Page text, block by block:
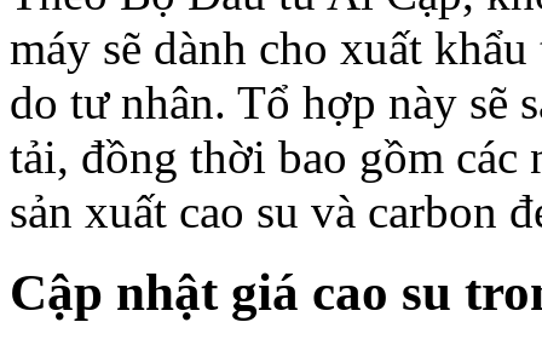
máy sẽ dành cho xuất
do tư nhân. Tổ hợp này sẽ
tải, đồng thời bao gồm các
sản xuất cao su và carbon
Cập nhật giá cao su